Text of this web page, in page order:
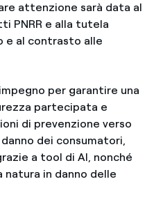
attenzione sarà data al
PNRR e alla tutela
e al contrasto alle
per garantire una
partecipata e
di prevenzione verso
dei consumatori,
a tool di AI, nonché
in danno delle